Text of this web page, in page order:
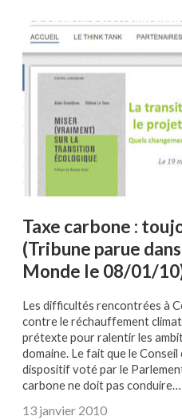
Taxe carbone :
(Tribune parue
Monde le 08/01/
Les difficultés rencontrées à
contre le réchauffement
prétexte pour ralentir les
domaine. Le fait que le
dispositif voté par le
carbone ne doit pas conduire…
13 janvier 2010